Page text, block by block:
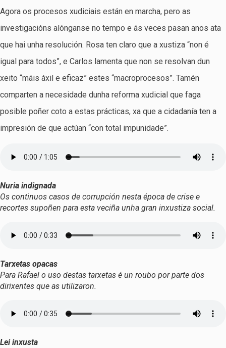
Agora os procesos xudiciais están en marcha, pero as
investigacións alónganse no tempo e ás veces pasan anos ata
que hai unha resolución. Rosa ten claro que a xustiza “non é
igual para todos”, e Carlos lamenta que non se resolvan dun
xeito “máis áxil e eficaz” estes “macroprocesos”. Tamén
comparten a necesidade dunha reforma xudicial que faga
posible poñer coto a estas prácticas, xa que a cidadanía ten a
impresión de que actúan “con total impunidade”.
Nuria indignada
Os continuos casos de corrupción nesta época de crise e
recortes supoñen para esta veciña unha gran inxustiza social.
Tarxetas opacas
Para Rafael o uso destas tarxetas é un roubo por parte dos
dirixentes que as utilizaron.
Lei inxusta